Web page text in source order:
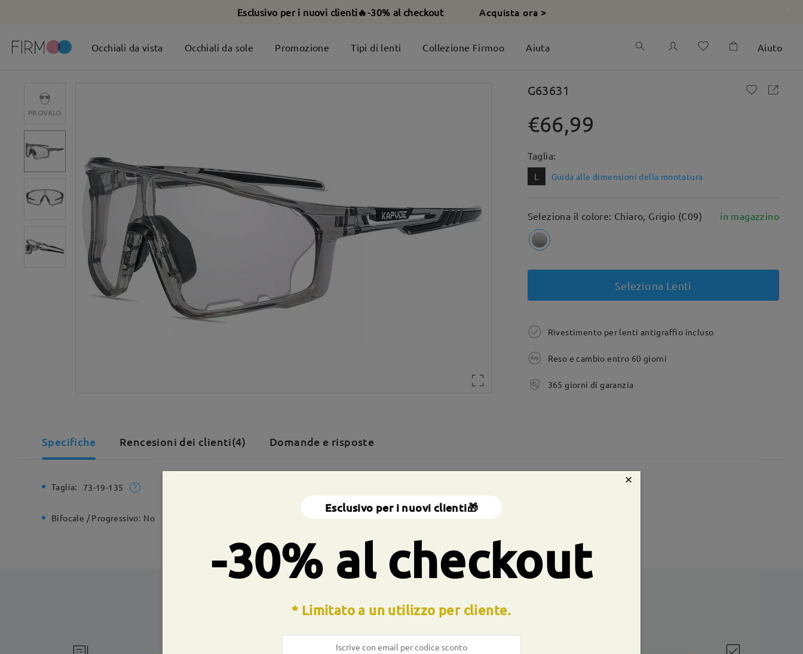
Esclusivo per i nuovi clienti🔥-30% al checkout Acquista ora >
Occhiali da vista Occhiali da sole Promozione Tipi di lenti Collezione Firmoo Aiuta Aiuto
PROVALO
G63631
€66,99
Taglia:
L Guida alle dimensioni della montatura
Seleziona il colore: Chiaro, Grigio (C09) in magazzino
Seleziona Lenti
Rivestimento per lenti antigraffio incluso
Reso e cambio entro 60 giorni
365 giorni di garanzia
Specifiche Rencesioni dei clienti(4) Domande e risposte
Taglia: 73-19-135 25g
Bifocale / Progressivo: No No Materiale: Tr
CONSEGNA
×
Esclusivo per i nuovi clienti🎁
-30% al checkout
* Limitato a un utilizzo per cliente.